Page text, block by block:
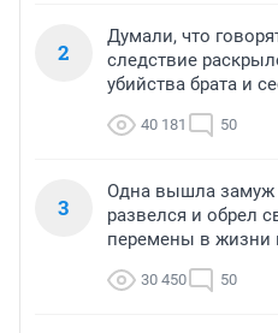
2
Думали, что
следствие
убийства брата и
40 181 50
3
Одна вышла замуж
развелся и обрел
перемены в жизни
30 450 50